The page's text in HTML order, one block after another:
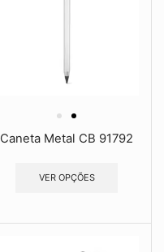
Caneta Metal CB 91792
VER OPÇÕES